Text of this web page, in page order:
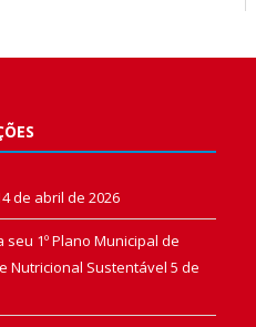
de abril de 2026
seu 1º Plano Municipal de
Nutricional Sustentável 5 de